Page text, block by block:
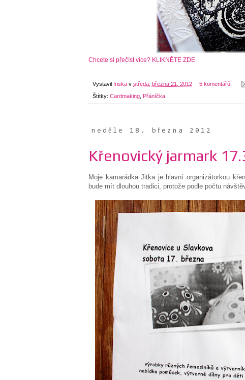
Chcete si přečíst více? KLIKNĚTE ZDE.
Vystavil Iriska v středa, března 21, 2012 5 komentářů:
Štítky: Cardmaking Přáníčka
neděle 18. března 2012
Křenovický jarmark
Moje kamarádka Jitka je hlavní organizátorkou
bude mít dlouhou tradici, protože podle počtu